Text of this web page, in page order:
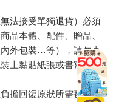
商品須為全新狀態**
院消費者保護處公告之
準則」，以下商品購買
7天的猶豫期：
時即將逾期。（如：生